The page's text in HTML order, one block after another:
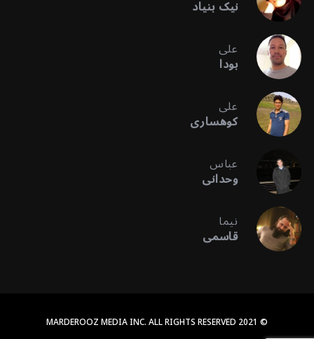
نیک بنیاد
علی
بودا
علی
کوهساری
عباس
وحدانی
نیما
قاسمی
© 2021 MARDEROOZ MEDIA INC. ALL RIGHTS RESERVED